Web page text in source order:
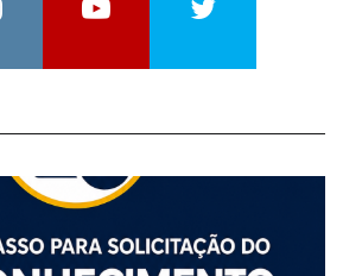
Instagram Youtube